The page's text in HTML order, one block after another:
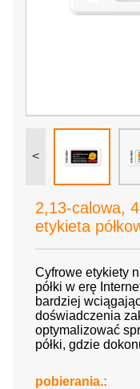
<
2,13-calowa,
etykieta
Cyfrowe etykiety
półki w erę
bardziej
doświadczenia
optymalizować
półki, gdzie
pobierania.: